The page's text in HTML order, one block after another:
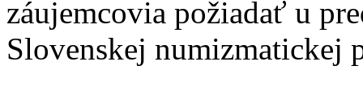
záujemcovia požiadať u
Slovenskej numizmatickej